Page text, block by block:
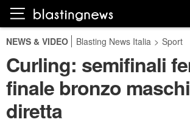
NEWS & VIDEO Blasting News Italia > Sport
Curling: semifinali
finale bronzo
diretta